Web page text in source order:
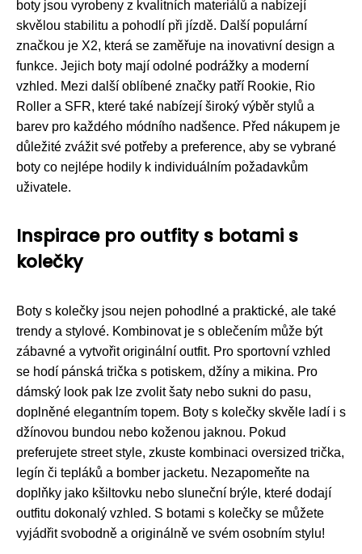
boty jsou vyrobeny z kvalitních materiálů a nabízejí
skvělou stabilitu a pohodlí při jízdě. Další populární
značkou je X2, která se zaměřuje na inovativní design a
funkce. Jejich boty mají odolné podrážky a moderní
vzhled. Mezi další oblíbené značky patří Rookie, Rio
Roller a SFR, které také nabízejí široký výběr stylů a
barev pro každého módního nadšence. Před nákupem je
důležité zvážit své potřeby a preference, aby se vybrané
boty co nejlépe hodily k individuálním požadavkům
uživatele.
Inspirace pro outfity s botami s
kolečky
Boty s kolečky jsou nejen pohodlné a praktické, ale také
trendy a stylové. Kombinovat je s oblečením může být
zábavné a vytvořit originální outfit. Pro sportovní vzhled
se hodí pánská trička s potiskem, džíny a mikina. Pro
dámský look pak lze zvolit šaty nebo sukni do pasu,
doplněné elegantním topem. Boty s kolečky skvěle ladí i s
džínovou bundou nebo koženou jaknou. Pokud
preferujete street style, zkuste kombinaci oversized trička,
legín či tepláků a bomber jacketu. Nezapomeňte na
doplňky jako kšiltovku nebo sluneční brýle, které dodají
outfitu dokonalý vzhled. S botami s kolečky se můžete
vyjádřit svobodně a originálně ve svém osobním stylu!